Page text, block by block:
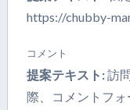
https://chubby-
コメント
提案テキスト:訪
際、コメントフ